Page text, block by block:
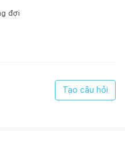
cực ly vừa phải để đặt tay
đợi
Tạo câu hỏi